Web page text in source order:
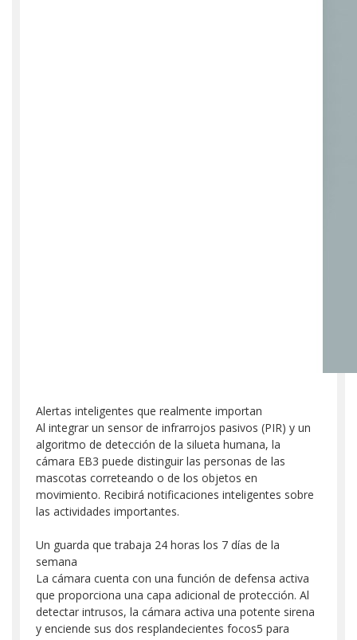
Alertas inteligentes que realmente importan
Al integrar un sensor de infrarrojos pasivos (PIR) y un
algoritmo de detección de la silueta humana, la
cámara EB3 puede distinguir las personas de las
mascotas correteando o de los objetos en
movimiento. Recibirá notificaciones inteligentes sobre
las actividades importantes.
Un guarda que trabaja 24 horas los 7 días de la
semana
La cámara cuenta con una función de defensa activa
que proporciona una capa adicional de protección. Al
detectar intrusos, la cámara activa una potente sirena
y enciende sus dos resplandecientes focos5 para